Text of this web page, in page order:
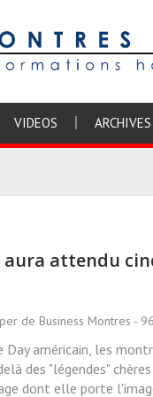
VIDEOS ARCHIVES
aura attendu
de Business Montres -
américain, les
des "légendes"
dont elle porte